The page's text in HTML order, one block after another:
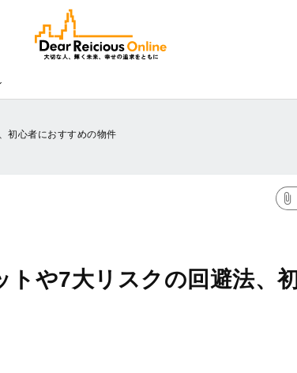
初心者におすすめの物件
や7大リスクの回避法、初